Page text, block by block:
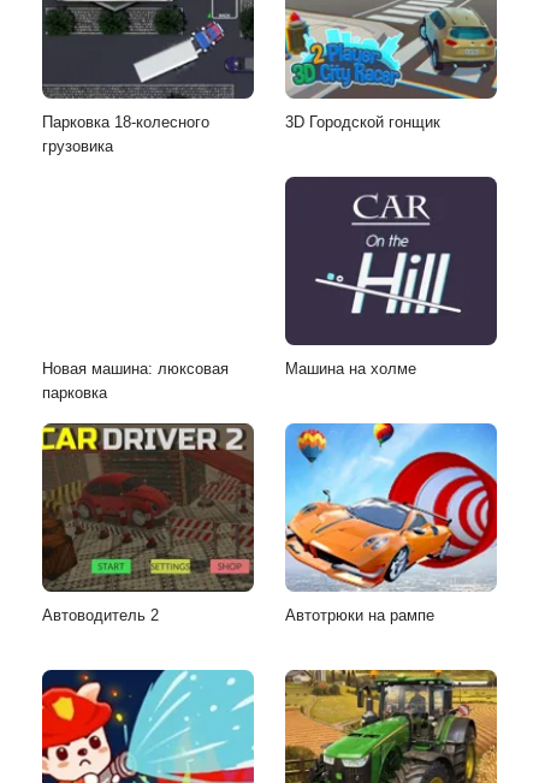
Парковка 18-колесного
грузовика
3D Городской гонщик
Новая машина: люксовая
парковка
Машина на холме
Автоводитель 2 Автотрюки на рампе